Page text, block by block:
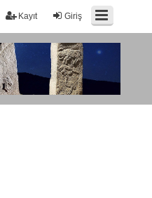
Giriş
Kayıt